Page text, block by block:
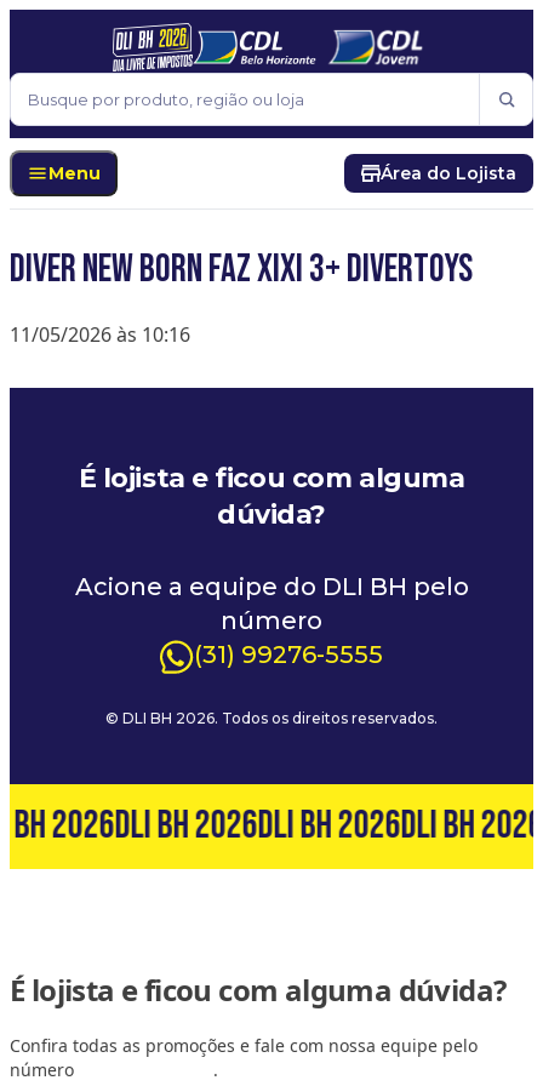
Pular para o conteúdo
Buscar
Menu Área do Lojista
DIVER NEW BORN FAZ XIXI 3+ DIVERTOYS
11/05/2026 às 10:16
É lojista e ficou com alguma
dúvida?
Acione a equipe do DLI BH pelo
número
(31) 99276-5555
© DLI BH 2026. Todos os direitos reservados.
BH 2026DLI BH 2026DLI BH 2026DLI BH 2026
É lojista e ficou com alguma dúvida?
Confira todas as promoções e fale com nossa equipe pelo
número
.